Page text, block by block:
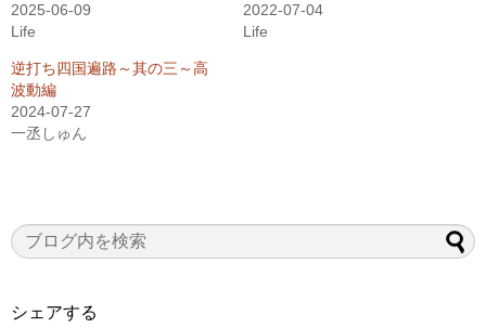
2025-06-09
Life
2022-07-04
Life
逆打ち四国遍路～其の三～高
波動編
2024-07-27
一丞しゅん
シェアする